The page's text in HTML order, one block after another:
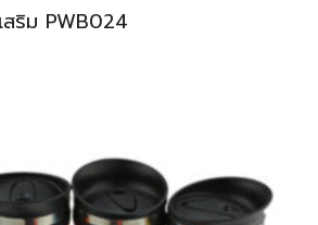
สริม PWB024